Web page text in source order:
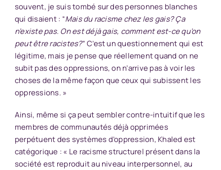
souvent, je suis tombé sur des personnes blanches
qui disaient : “Mais du racisme chez les gais? Ça
n’existe pas. On est déjà gais, comment est-ce qu’on
peut être racistes?” C’est un questionnement qui est
légitime, mais je pense que réellement quand on ne
subit pas des oppressions, on n’arrive pas à voir les
choses de la même façon que ceux qui subissent les
oppressions. »
Ainsi, même si ça peut sembler contre-intuitif que les
membres de communautés déjà opprimées
perpétuent des systèmes d’oppression, Khaled est
catégorique : « Le racisme structurel présent dans la
société est reproduit au niveau interpersonnel, au